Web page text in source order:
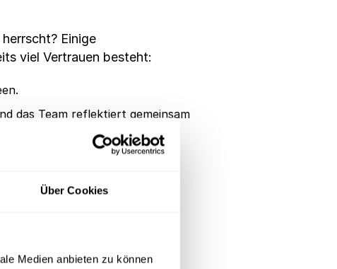
Über Cookies
Medien anbieten zu können
Einige
viel Vertrauen besteht:
das Team reflektiert gemeinsam